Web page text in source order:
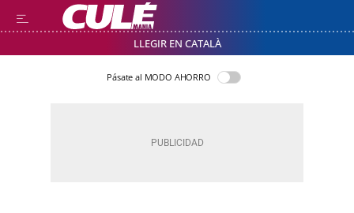
LLEGIR EN CATALÀ
Pásate al MODO AHORRO